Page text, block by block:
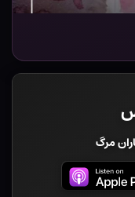
مرگ